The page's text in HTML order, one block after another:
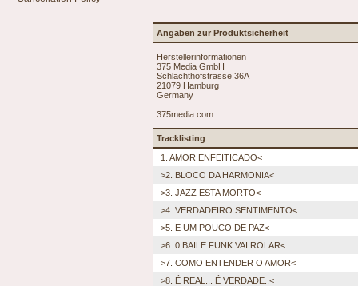
Angaben zur Produktsicherheit
Herstellerinformationen
375 Media GmbH
Schlachthofstrasse 36A
21079 Hamburg
Germany
375media.com
Tracklisting
1. AMOR ENFEITICADO<
>2. BLOCO DA HARMONIA<
>3. JAZZ ESTA MORTO<
>4. VERDADEIRO SENTIMENTO<
>5. E UM POUCO DE PAZ<
>6. 0 BAILE FUNK VAI ROLAR<
>7. COMO ENTENDER O AMOR<
>8. É REAL... É VERDADE..<